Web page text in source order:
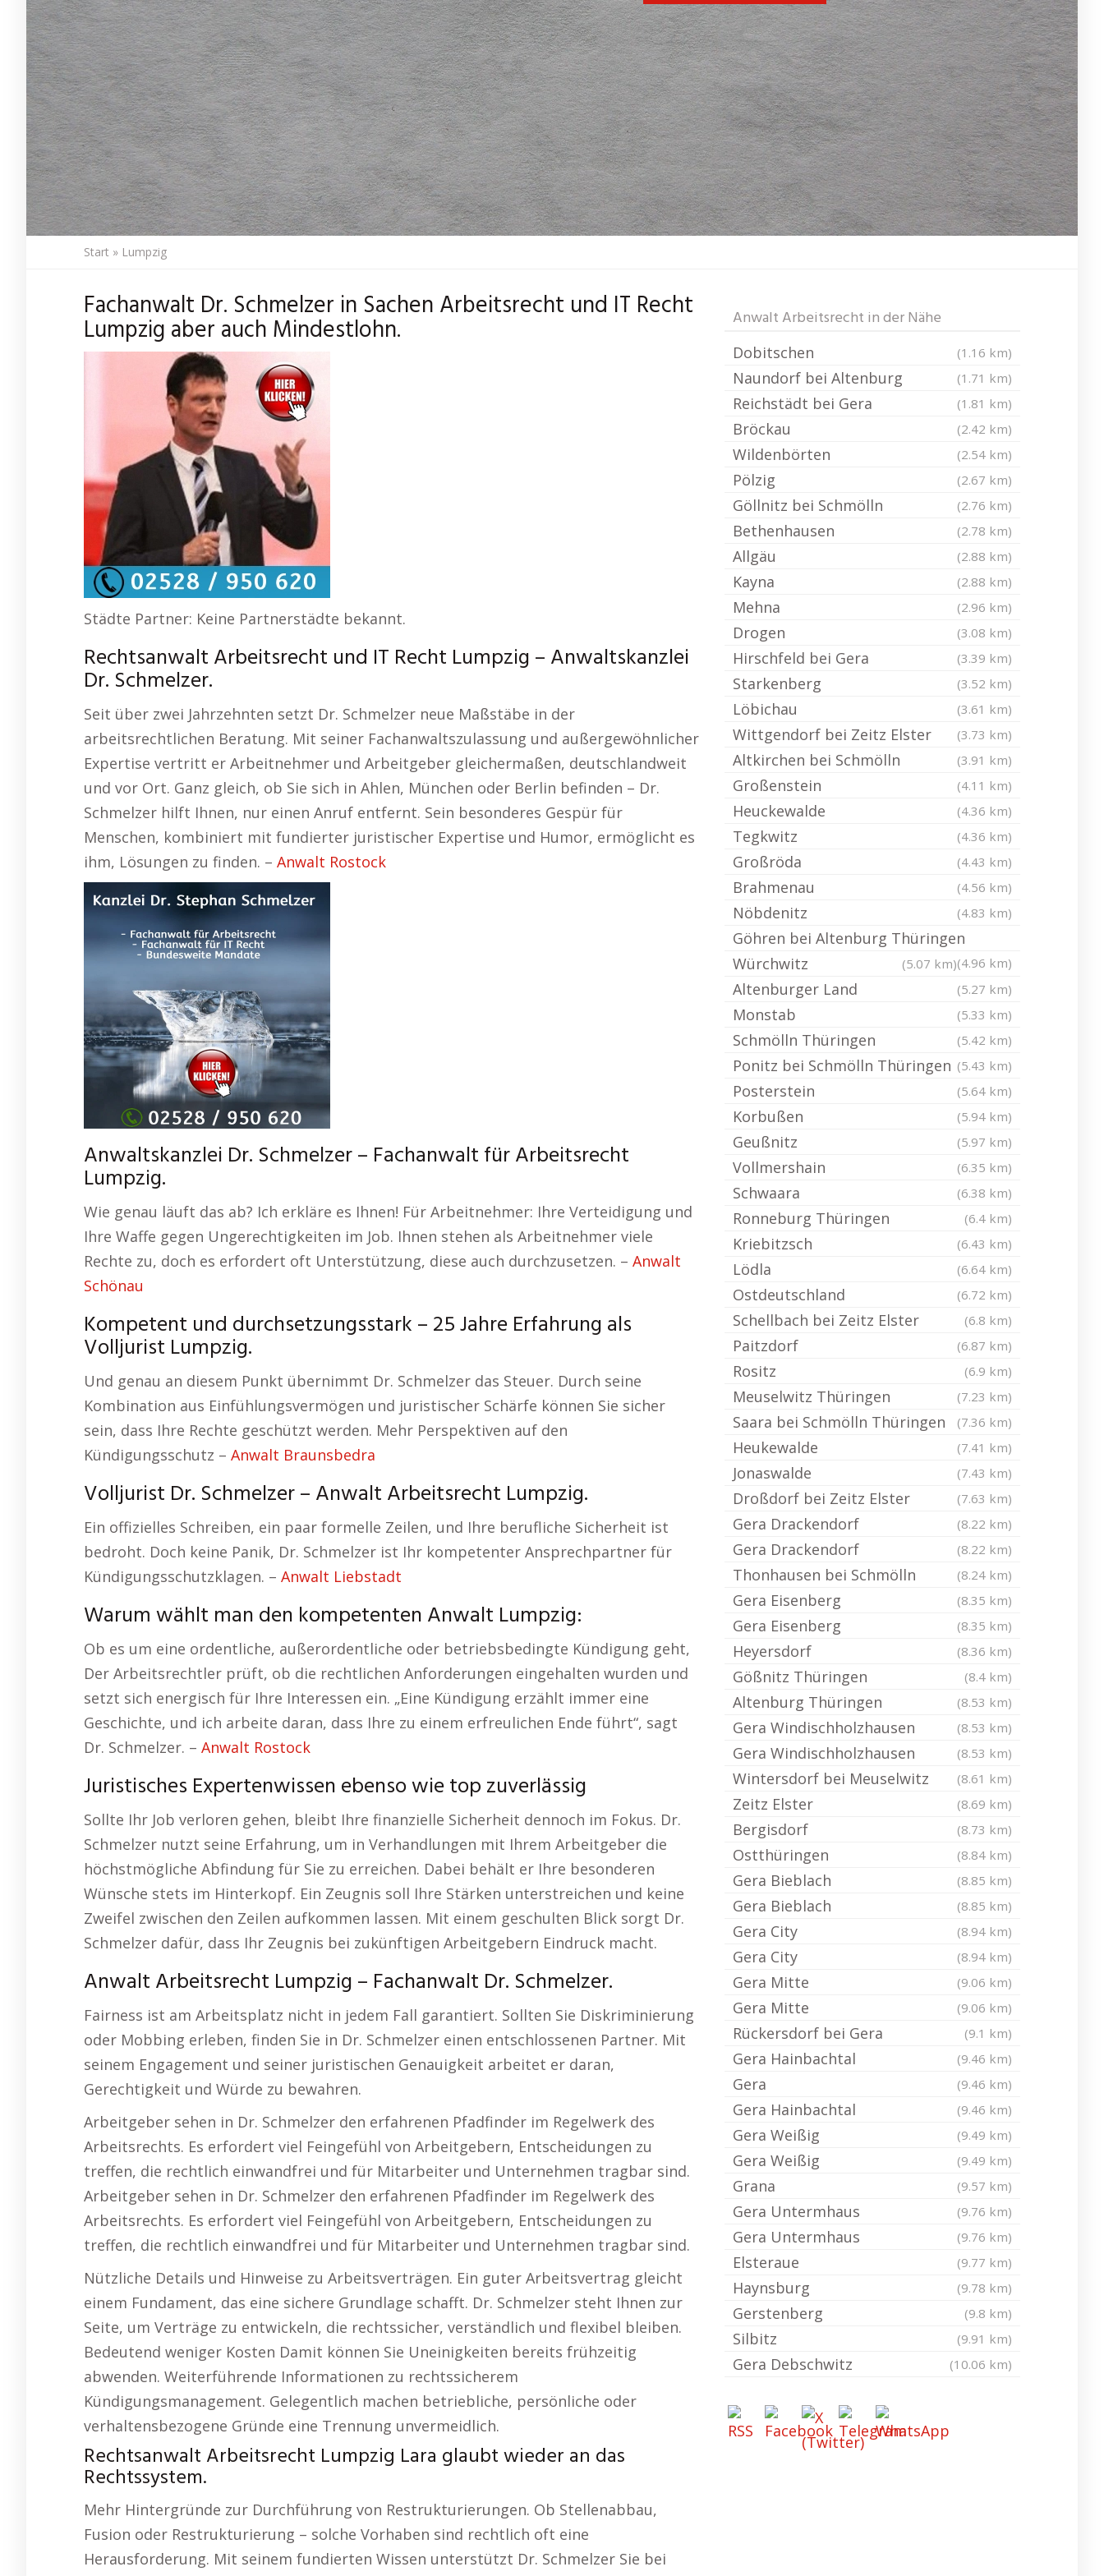
Start » Lumpzig
Fachanwalt Dr. Schmelzer in Sachen Arbeitsrecht und IT Recht
Lumpzig aber auch Mindestlohn.
Städte Partner: Keine Partnerstädte bekannt.
Rechtsanwalt Arbeitsrecht und IT Recht Lumpzig – Anwaltskanzlei
Dr. Schmelzer.
Seit über zwei Jahrzehnten setzt Dr. Schmelzer neue Maßstäbe in der
arbeitsrechtlichen Beratung. Mit seiner Fachanwaltszulassung und außergewöhnlicher
Expertise vertritt er Arbeitnehmer und Arbeitgeber gleichermaßen, deutschlandweit
und vor Ort. Ganz gleich, ob Sie sich in Ahlen, München oder Berlin befinden – Dr.
Schmelzer hilft Ihnen, nur einen Anruf entfernt. Sein besonderes Gespür für
Menschen, kombiniert mit fundierter juristischer Expertise und Humor, ermöglicht es
ihm, Lösungen zu finden. – Anwalt Rostock
Anwaltskanzlei Dr. Schmelzer – Fachanwalt für Arbeitsrecht
Lumpzig.
Wie genau läuft das ab? Ich erkläre es Ihnen! Für Arbeitnehmer: Ihre Verteidigung und
Ihre Waffe gegen Ungerechtigkeiten im Job. Ihnen stehen als Arbeitnehmer viele
Rechte zu, doch es erfordert oft Unterstützung, diese auch durchzusetzen. – Anwalt
Schönau
Kompetent und durchsetzungsstark – 25 Jahre Erfahrung als
Volljurist Lumpzig.
Und genau an diesem Punkt übernimmt Dr. Schmelzer das Steuer. Durch seine
Kombination aus Einfühlungsvermögen und juristischer Schärfe können Sie sicher
sein, dass Ihre Rechte geschützt werden. Mehr Perspektiven auf den
Kündigungsschutz – Anwalt Braunsbedra
Volljurist Dr. Schmelzer – Anwalt Arbeitsrecht Lumpzig.
Ein offizielles Schreiben, ein paar formelle Zeilen, und Ihre berufliche Sicherheit ist
bedroht. Doch keine Panik, Dr. Schmelzer ist Ihr kompetenter Ansprechpartner für
Kündigungsschutzklagen. – Anwalt Liebstadt
Warum wählt man den kompetenten Anwalt Lumpzig:
Ob es um eine ordentliche, außerordentliche oder betriebsbedingte Kündigung geht,
Der Arbeitsrechtler prüft, ob die rechtlichen Anforderungen eingehalten wurden und
setzt sich energisch für Ihre Interessen ein. „Eine Kündigung erzählt immer eine
Geschichte, und ich arbeite daran, dass Ihre zu einem erfreulichen Ende führt“, sagt
Dr. Schmelzer. – Anwalt Rostock
Juristisches Expertenwissen ebenso wie top zuverlässig
Sollte Ihr Job verloren gehen, bleibt Ihre finanzielle Sicherheit dennoch im Fokus. Dr.
Schmelzer nutzt seine Erfahrung, um in Verhandlungen mit Ihrem Arbeitgeber die
höchstmögliche Abfindung für Sie zu erreichen. Dabei behält er Ihre besonderen
Wünsche stets im Hinterkopf. Ein Zeugnis soll Ihre Stärken unterstreichen und keine
Zweifel zwischen den Zeilen aufkommen lassen. Mit einem geschulten Blick sorgt Dr.
Schmelzer dafür, dass Ihr Zeugnis bei zukünftigen Arbeitgebern Eindruck macht.
Anwalt Arbeitsrecht Lumpzig – Fachanwalt Dr. Schmelzer.
Fairness ist am Arbeitsplatz nicht in jedem Fall garantiert. Sollten Sie Diskriminierung
oder Mobbing erleben, finden Sie in Dr. Schmelzer einen entschlossenen Partner. Mit
seinem Engagement und seiner juristischen Genauigkeit arbeitet er daran,
Gerechtigkeit und Würde zu bewahren.
Arbeitgeber sehen in Dr. Schmelzer den erfahrenen Pfadfinder im Regelwerk des
Arbeitsrechts. Es erfordert viel Feingefühl von Arbeitgebern, Entscheidungen zu
treffen, die rechtlich einwandfrei und für Mitarbeiter und Unternehmen tragbar sind.
Arbeitgeber sehen in Dr. Schmelzer den erfahrenen Pfadfinder im Regelwerk des
Arbeitsrechts. Es erfordert viel Feingefühl von Arbeitgebern, Entscheidungen zu
treffen, die rechtlich einwandfrei und für Mitarbeiter und Unternehmen tragbar sind.
Nützliche Details und Hinweise zu Arbeitsverträgen. Ein guter Arbeitsvertrag gleicht
einem Fundament, das eine sichere Grundlage schafft. Dr. Schmelzer steht Ihnen zur
Seite, um Verträge zu entwickeln, die rechtssicher, verständlich und flexibel bleiben.
Bedeutend weniger Kosten Damit können Sie Uneinigkeiten bereits frühzeitig
abwenden. Weiterführende Informationen zu rechtssicherem
Kündigungsmanagement. Gelegentlich machen betriebliche, persönliche oder
verhaltensbezogene Gründe eine Trennung unvermeidlich.
Rechtsanwalt Arbeitsrecht Lumpzig Lara glaubt wieder an das
Rechtssystem.
Mehr Hintergründe zur Durchführung von Restrukturierungen. Ob Stellenabbau,
Fusion oder Restrukturierung – solche Vorhaben sind rechtlich oft eine
Herausforderung. Mit seinem fundierten Wissen unterstützt Dr. Schmelzer Sie bei
Anwalt Arbeitsrecht in der Nähe
Dobitschen (1.16 km)
Naundorf bei Altenburg (1.71 km)
Reichstädt bei Gera (1.81 km)
Bröckau (2.42 km)
Wildenbörten (2.54 km)
Pölzig (2.67 km)
Göllnitz bei Schmölln (2.76 km)
Bethenhausen (2.78 km)
Allgäu (2.88 km)
Kayna (2.88 km)
Mehna (2.96 km)
Drogen (3.08 km)
Hirschfeld bei Gera (3.39 km)
Starkenberg (3.52 km)
Löbichau (3.61 km)
Wittgendorf bei Zeitz Elster (3.73 km)
Altkirchen bei Schmölln (3.91 km)
Großenstein (4.11 km)
Heuckewalde (4.36 km)
Tegkwitz (4.36 km)
Großröda (4.43 km)
Brahmenau (4.56 km)
Nöbdenitz (4.83 km)
Göhren bei Altenburg Thüringen
(4.96 km)
Würchwitz (5.07 km)
Altenburger Land (5.27 km)
Monstab (5.33 km)
Schmölln Thüringen (5.42 km)
Ponitz bei Schmölln Thüringen (5.43 km)
Posterstein (5.64 km)
Korbußen (5.94 km)
Geußnitz (5.97 km)
Vollmershain (6.35 km)
Schwaara (6.38 km)
Ronneburg Thüringen (6.4 km)
Kriebitzsch (6.43 km)
Lödla (6.64 km)
Ostdeutschland (6.72 km)
Schellbach bei Zeitz Elster (6.8 km)
Paitzdorf (6.87 km)
Rositz (6.9 km)
Meuselwitz Thüringen (7.23 km)
Saara bei Schmölln Thüringen (7.36 km)
Heukewalde (7.41 km)
Jonaswalde (7.43 km)
Droßdorf bei Zeitz Elster (7.63 km)
Gera Drackendorf (8.22 km)
Gera Drackendorf (8.22 km)
Thonhausen bei Schmölln (8.24 km)
Gera Eisenberg (8.35 km)
Gera Eisenberg (8.35 km)
Heyersdorf (8.36 km)
Gößnitz Thüringen (8.4 km)
Altenburg Thüringen (8.53 km)
Gera Windischholzhausen (8.53 km)
Gera Windischholzhausen (8.53 km)
Wintersdorf bei Meuselwitz (8.61 km)
Zeitz Elster (8.69 km)
Bergisdorf (8.73 km)
Ostthüringen (8.84 km)
Gera Bieblach (8.85 km)
Gera Bieblach (8.85 km)
Gera City (8.94 km)
Gera City (8.94 km)
Gera Mitte (9.06 km)
Gera Mitte (9.06 km)
Rückersdorf bei Gera (9.1 km)
Gera Hainbachtal (9.46 km)
Gera (9.46 km)
Gera Hainbachtal (9.46 km)
Gera Weißig (9.49 km)
Gera Weißig (9.49 km)
Grana (9.57 km)
Gera Untermhaus (9.76 km)
Gera Untermhaus (9.76 km)
Elsteraue (9.77 km)
Haynsburg (9.78 km)
Gerstenberg (9.8 km)
Silbitz (9.91 km)
Gera Debschwitz (10.06 km)